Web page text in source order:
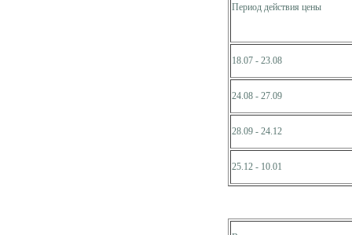
Период действия цены
18.07 - 23.08
24.08 - 27.09
28.09 - 24.12
25.12 - 10.01